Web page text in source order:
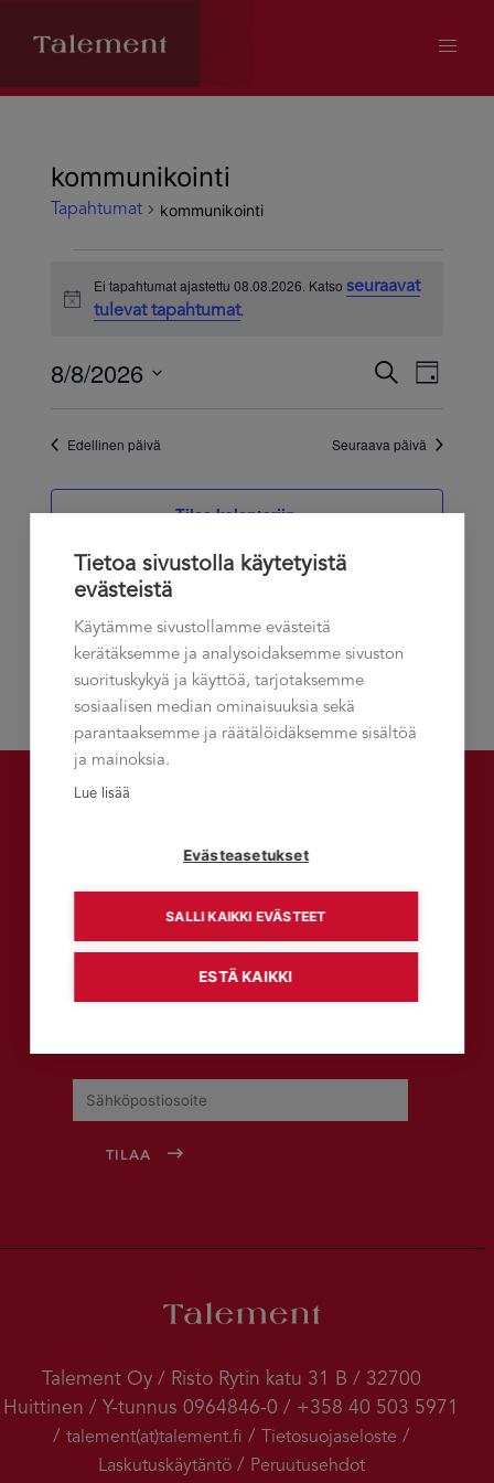
kommunikointi
Tapahtumat kommunikointi
Tapahtumat
08.08.2026
Notice
Ei tapahtumat ajastettu 08.08.2026. Katsoseuraavat
tulevat tapahtumat.
Etsi
aja
Etsi
Views
Päivä
8/8/2026
Edellinen päivä Seuraava päivä
Tilaa kalenteriin
Talement-asiakaslehti
Talement Oy / Risto Rytin katu 31 B / 32700
Huittinen / Y-tunnus 0964846-0 / +358 40 503 5971
/ talement(at)talement.fi / Tietosuojaseloste /
Laskutuskäytäntö/ Peruutusehdot
Tietoa sivustolla käytetyistä
evästeistä
Käytämme sivustollamme evästeitä
kerätäksemme ja analysoidaksemme sivuston
suorituskykyä ja käyttöä, tarjotaksemme
sosiaalisen median ominaisuuksia sekä
parantaaksemme ja räätälöidäksemme sisältöä
ja mainoksia.
Lue lisää
Evästeasetukset
SALLI KAIKKI EVÄSTEET
ESTÄ KAIKKI